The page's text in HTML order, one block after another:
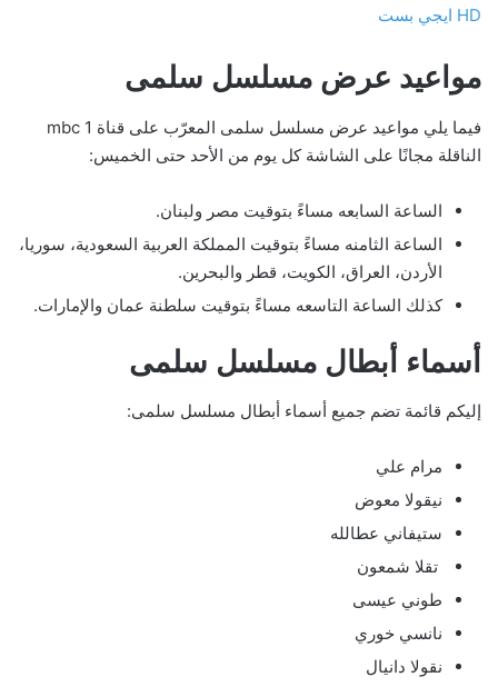
HD ايجي بست
مواعيد عرض مسلسل سلمى
فيما يلي مواعيد عرض مسلسل سلمى المعرّب على قناة mbc 1
الناقلة مجانًا على الشاشة كل يوم من الأحد حتى الخميس:
الساعة السابعه مساءً بتوقيت مصر ولبنان.
الساعة الثامنه مساءً بتوقيت المملكة العربية السعودية، سوريا،
الأردن، العراق، الكويت، قطر والبحرين.
كذلك الساعة التاسعه مساءً بتوقيت سلطنة عمان والإمارات.
أسماء أبطال مسلسل سلمى
إليكم قائمة تضم جميع أسماء أبطال مسلسل سلمى:
مرام علي
نيقولا معوض
ستيفاني عطالله
تقلا شمعون
طوني عيسى
نانسي خوري
نقولا دانيال